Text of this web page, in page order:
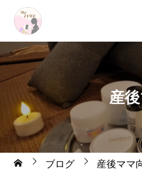
産後
ブログ 産後ママ